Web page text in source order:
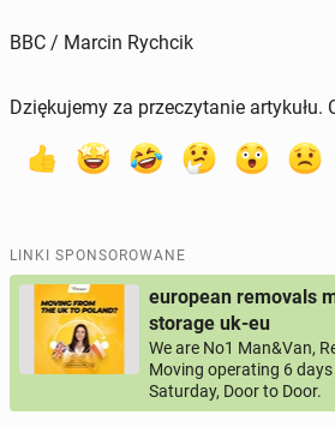
BBC / Marcin Rychcik
Dziękujemy za przeczytanie artykułu.
LINKI SPONSOROWANE
european removals
storage uk-eu
We are No1 Man&Van,
Moving operating 6
Saturday, Door to Door.